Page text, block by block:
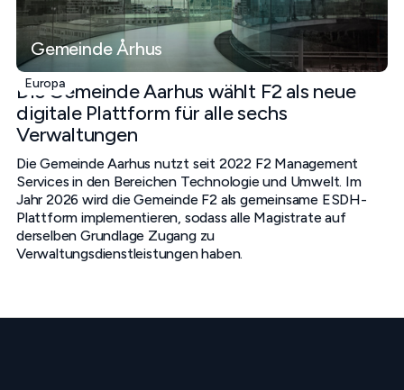
Gemeinde Århus
Europa
Die Gemeinde Aarhus wählt F2 als neue
digitale Plattform für alle sechs
Verwaltungen
Die Gemeinde Aarhus nutzt seit 2022 F2 Management
Services in den Bereichen Technologie und Umwelt. Im
Jahr 2026 wird die Gemeinde F2 als gemeinsame ESDH-
Plattform implementieren, sodass alle Magistrate auf
derselben Grundlage Zugang zu
Verwaltungsdienstleistungen haben.